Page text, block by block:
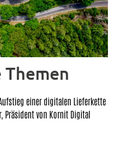
einer digitalen Lieferkette
Präsident von Kornit Digital